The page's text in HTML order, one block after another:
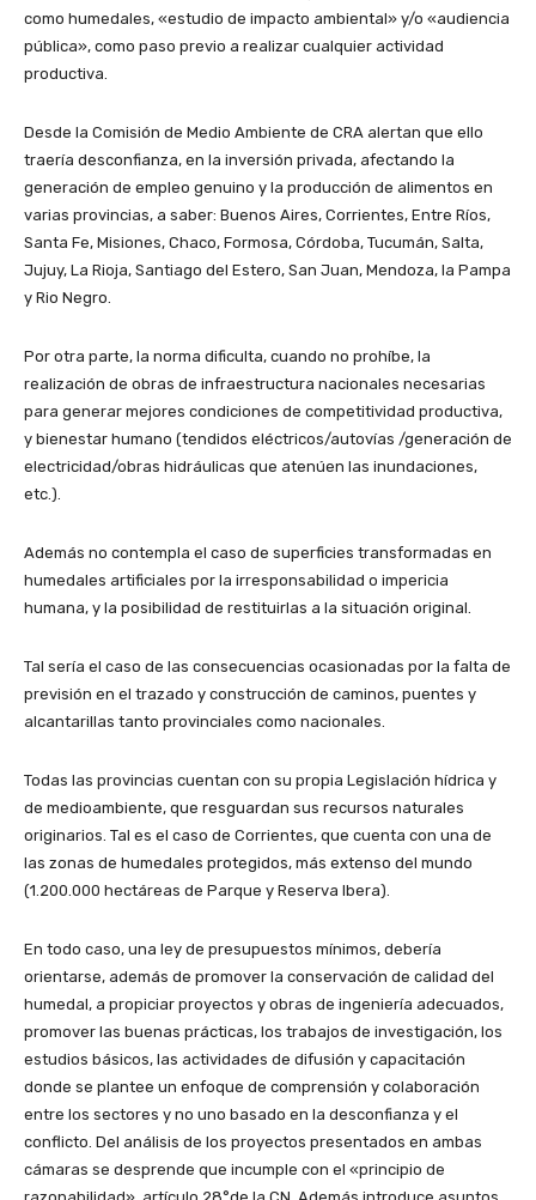
como humedales, «estudio de impacto ambiental» y/o «audiencia
pública», como paso previo a realizar cualquier actividad
productiva.
Desde la Comisión de Medio Ambiente de CRA alertan que ello
traería desconfianza, en la inversión privada, afectando la
generación de empleo genuino y la producción de alimentos en
varias provincias, a saber: Buenos Aires, Corrientes, Entre Ríos,
Santa Fe, Misiones, Chaco, Formosa, Córdoba, Tucumán, Salta,
Jujuy, La Rioja, Santiago del Estero, San Juan, Mendoza, la Pampa
y Rio Negro.
Por otra parte, la norma dificulta, cuando no prohíbe, la
realización de obras de infraestructura nacionales necesarias
para generar mejores condiciones de competitividad productiva,
y bienestar humano (tendidos eléctricos/autovías /generación de
electricidad/obras hidráulicas que atenúen las inundaciones,
etc.).
Además no contempla el caso de superficies transformadas en
humedales artificiales por la irresponsabilidad o impericia
humana, y la posibilidad de restituirlas a la situación original.
Tal sería el caso de las consecuencias ocasionadas por la falta de
previsión en el trazado y construcción de caminos, puentes y
alcantarillas tanto provinciales como nacionales.
Todas las provincias cuentan con su propia Legislación hídrica y
de medioambiente, que resguardan sus recursos naturales
originarios. Tal es el caso de Corrientes, que cuenta con una de
las zonas de humedales protegidos, más extenso del mundo
(1.200.000 hectáreas de Parque y Reserva Ibera).
En todo caso, una ley de presupuestos mínimos, debería
orientarse, además de promover la conservación de calidad del
humedal, a propiciar proyectos y obras de ingeniería adecuados,
promover las buenas prácticas, los trabajos de investigación, los
estudios básicos, las actividades de difusión y capacitación
donde se plantee un enfoque de comprensión y colaboración
entre los sectores y no uno basado en la desconfianza y el
conflicto. Del análisis de los proyectos presentados en ambas
cámaras se desprende que incumple con el «principio de